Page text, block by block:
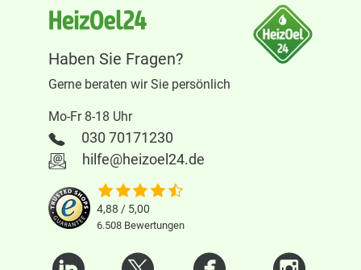
Haben Sie Fragen?
Gerne beraten wir Sie persönlich
Mo-Fr 8-18 Uhr
030 70171230
hilfe@heizoel24.de
4,88 / 5,00
6.508 Bewertungen